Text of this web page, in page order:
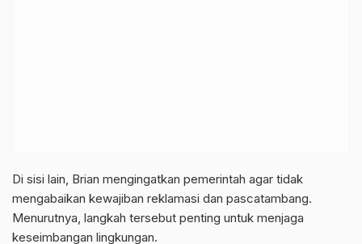
Di sisi lain, Brian mengingatkan pemerintah agar tidak
mengabaikan kewajiban reklamasi dan pascatambang.
Menurutnya, langkah tersebut penting untuk menjaga
keseimbangan lingkungan.